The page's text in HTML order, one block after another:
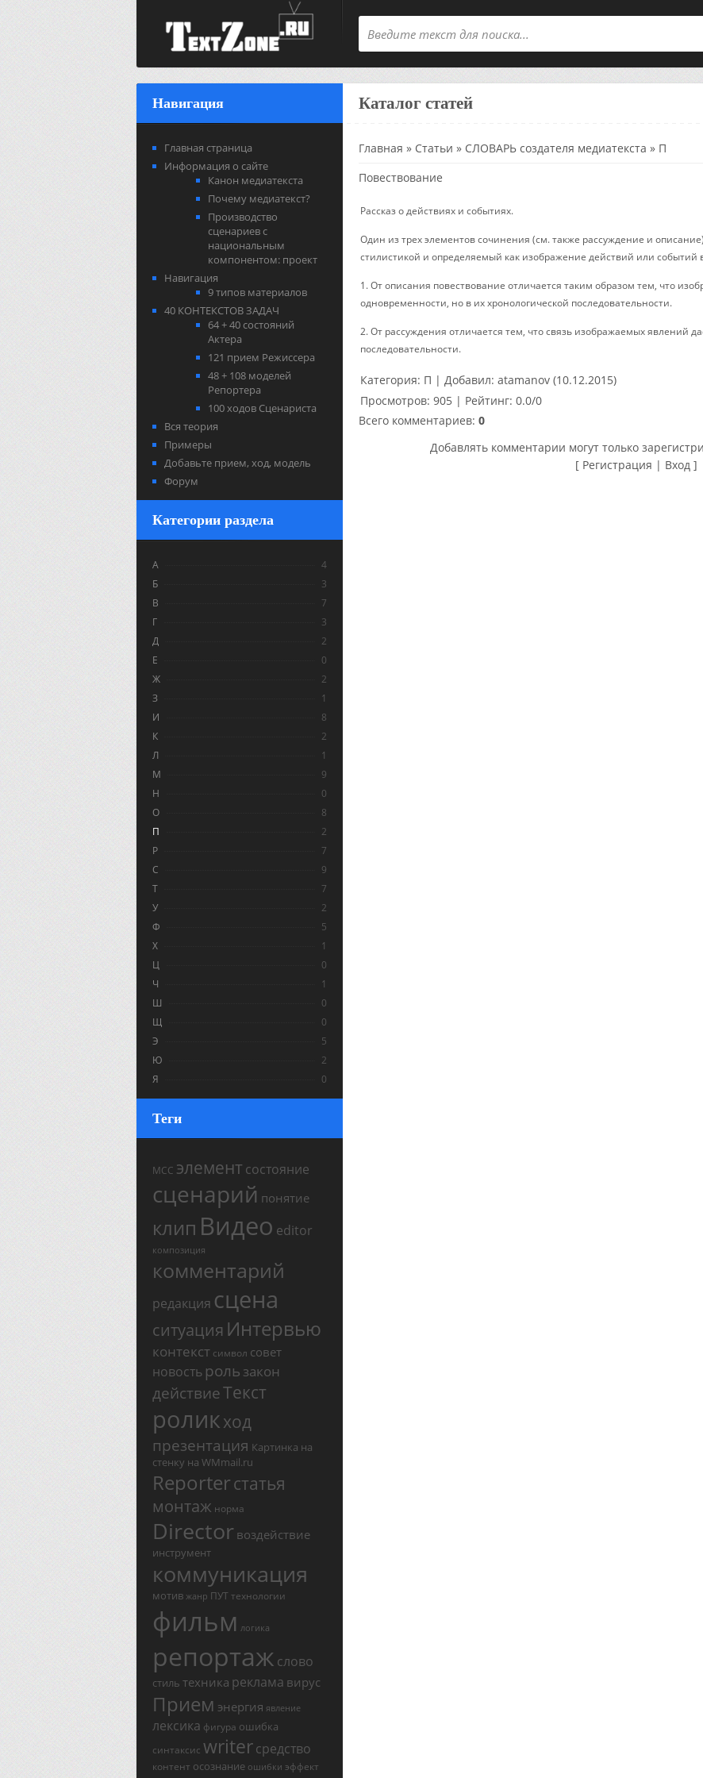
Навигация
Главная страница
Информация о сайте
Канон медиатекста
Почему медиатекст?
Производство
сценариев с
национальным
компонентом: проект
Навигация
9 типов материалов
40 КОНТЕКСТОВ ЗАДАЧ
64 + 40 состояний
Актера
121 прием Режиссера
48 + 108 моделей
Репортера
100 ходов Сценариста
Вся теория
Примеры
Добавьте прием, ход, модель
Форум
Категории раздела
А
4
Б
3
В
7
Г
3
Д
2
Е
0
Ж
2
З
1
И
8
К
2
Л
1
М
9
Н
0
О
8
П
2
Р
7
С
9
Т
7
У
2
Ф
5
Х
1
Ц
0
Ч
1
Ш
0
Щ
0
Э
5
Ю
2
Я
0
Теги
МСС элемент состояние
сценарий понятие
клип Видео editor
композиция
комментарий
редакция сцена
ситуация Интервью
контекст символ совет
новость роль закон
действиеТекст
роликход
презентация Картинка на
стенку на WMmail.ru
Reporterстатья
монтаж норма
Director воздействие
инструмент
коммуникация
мотив жанр ПУТ технологии
фильм логика
репортаж слово
стиль техника реклама вирус
Прием энергия явление
лексика фигура ошибка
синтаксис writerсредство
контент осознание ошибки эффект
Каталог статей
Главная » Статьи » СЛОВАРЬ создателя медиатекста » П
Повествование
Рассказ о действиях и событиях.
Один из трех элементов сочинения (см. также рассуждение и описание
стилистикой и определяемый как изображение действий или событий
1. Отописания повествование отличается таким образом тем, что
одновременности, но в их хронологической последовательности.
2. От рассуждения отличается тем, что связь изображаемых явлений
последовательности.
Категория: П | Добавил: atamanov (10.12.2015)
Просмотров: 905 | Рейтинг: 0.0/0
Всего комментариев: 0
Добавлять комментарии могут только
[ Регистрация | Вход ]